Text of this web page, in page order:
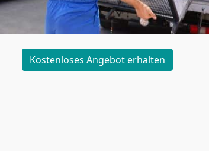
Kostenloses Angebot erhalten